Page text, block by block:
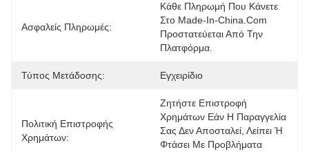
Ασφαλείς Πληρωμές:
Κάθε Πληρωμή Που Κάνετε
Στο Made-In-China.com
Προστατεύεται Από Την
Πλατφόρμα.
Τύπος Μετάδοσης: Εγχειρίδιο
Πολιτική Επιστροφής
Χρημάτων:
Ζητήστε Επιστροφή
Χρημάτων Εάν Η Παραγγελία
Σας Δεν Αποσταλεί, Λείπει Ή
Φτάσει Με Προβλήματα